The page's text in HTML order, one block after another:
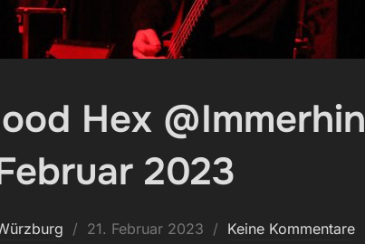
Hex @Immerhin
2023
Veröffentlicht
21. Februar 2023 Keine Kommentare